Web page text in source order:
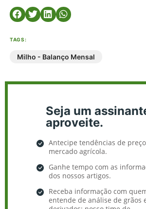
TAGS:
Milho - Balanço Mensal
Seja um
aproveite.
Antecipe tendências de
mercado agrícola.
Ganhe tempo com as
dos nossos artigos.
Receba informação com
entende de análise de grãos